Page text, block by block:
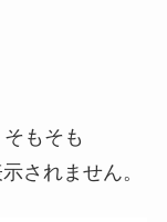
もそも
されません。